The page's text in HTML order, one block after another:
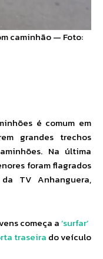
caminhão — Foto:
é comum em
grandes trechos
Na última
foram flagrados
TV Anhanguera,
começa a‘surfar’
traseira do veículo